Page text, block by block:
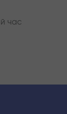
час